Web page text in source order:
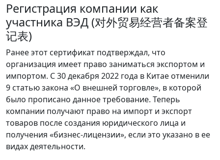
Регистрация компании как
участника ВЭД (对外贸易经营者备案登
记表)
Ранее этот сертификат подтверждал, что
организация имеет право заниматься экспортом и
импортом. С 30 декабря 2022 года в Китае отменили
9 статью закона «О внешней торговле», в которой
было прописано данное требование. Теперь
компании получают право на импорт и экспорт
товаров после создания юридического лица и
получения «бизнес-лицензии», если это указано в ее
видах деятельности.